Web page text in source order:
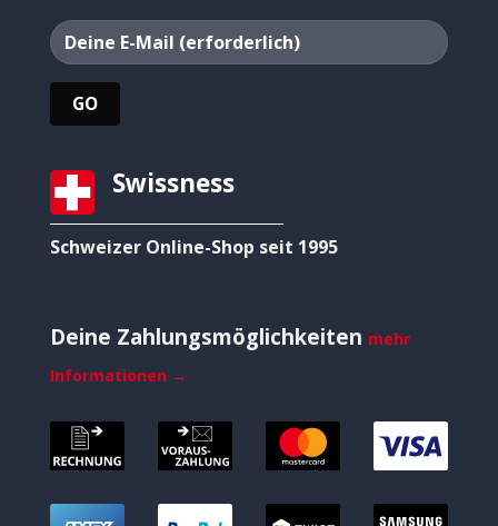
Swissness
Schweizer Online-Shop seit 1995
Deine Zahlungsmöglichkeiten mehr
Informationen →